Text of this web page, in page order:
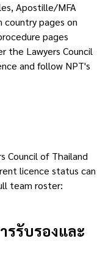
Apostille/MFA
country pages on
pages
the Lawyers Council
and follow NPT's
Council of Thailand
licence status can
team roster:
รรับรองและ